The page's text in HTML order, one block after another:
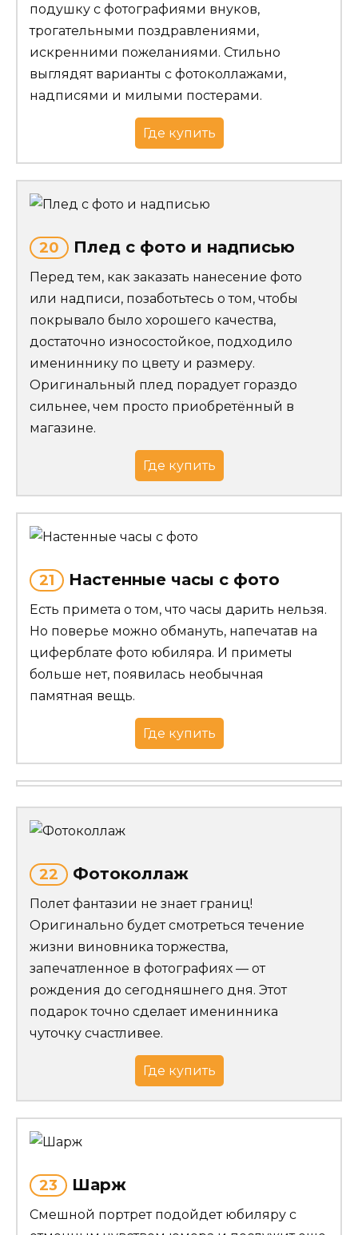
подушку с фотографиями внуков,
трогательными поздравлениями,
искренними пожеланиями. Стильно
выглядят варианты с фотоколлажами,
надписями и милыми постерами.
Где купить
20 Плед с фото и надписью
Перед тем, как заказать нанесение фото
или надписи, позаботьтесь о том, чтобы
покрывало было хорошего качества,
достаточно износостойкое, подходило
имениннику по цвету и размеру.
Оригинальный плед порадует гораздо
сильнее, чем просто приобретённый в
магазине.
Где купить
21 Настенные часы с фото
Есть примета о том, что часы дарить нельзя.
Но поверье можно обмануть, напечатав на
циферблате фото юбиляра. И приметы
больше нет, появилась необычная
памятная вещь.
Где купить
22 Фотоколлаж
Полет фантазии не знает границ!
Оригинально будет смотреться течение
жизни виновника торжества,
запечатленное в фотографиях — от
рождения до сегодняшнего дня. Этот
подарок точно сделает именинника
чуточку счастливее.
Где купить
23 Шарж
Смешной портрет подойдет юбиляру с